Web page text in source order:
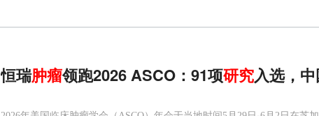
恒瑞肿瘤领跑2026 ASCO：91项研究入选，